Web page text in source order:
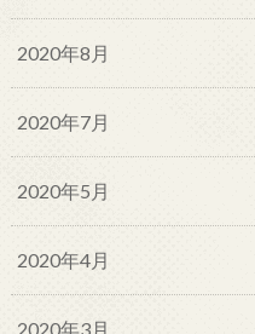
2020年8月
2020年7月
2020年5月
2020年4月
2020年3月